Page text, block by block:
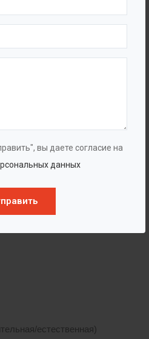
вы даете согласие на
данных
воздуха и отопления, а
В комплект
узел учета расхода
естественная)